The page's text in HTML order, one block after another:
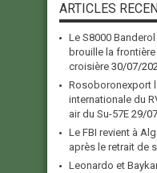
ARTICLES
Le S8000
brouille la
croisière 30/07/
Rosoboronexport
internationale du
air du Su-57E 29/
Le FBI revient à
après le retrait de
Leonardo et